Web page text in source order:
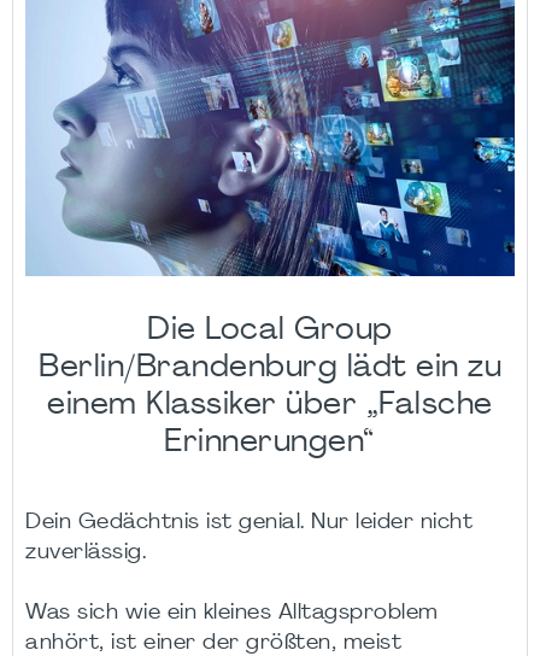
Die Local Group
Berlin/Brandenburg lädt ein zu
einem Klassiker über „Falsche
Erinnerungen“
Dein Gedächtnis ist genial. Nur leider nicht
zuverlässig.
Was sich wie ein kleines Alltagsproblem
anhört, ist einer der größten, meist